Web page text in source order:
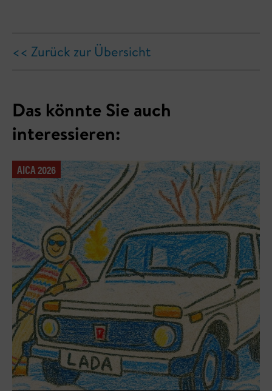
<< Zurück zur Übersicht
Das könnte Sie auch
interessieren:
AICA 2026